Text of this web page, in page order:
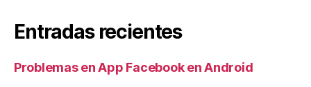
Entradas recientes
Problemas en App Facebook en Android